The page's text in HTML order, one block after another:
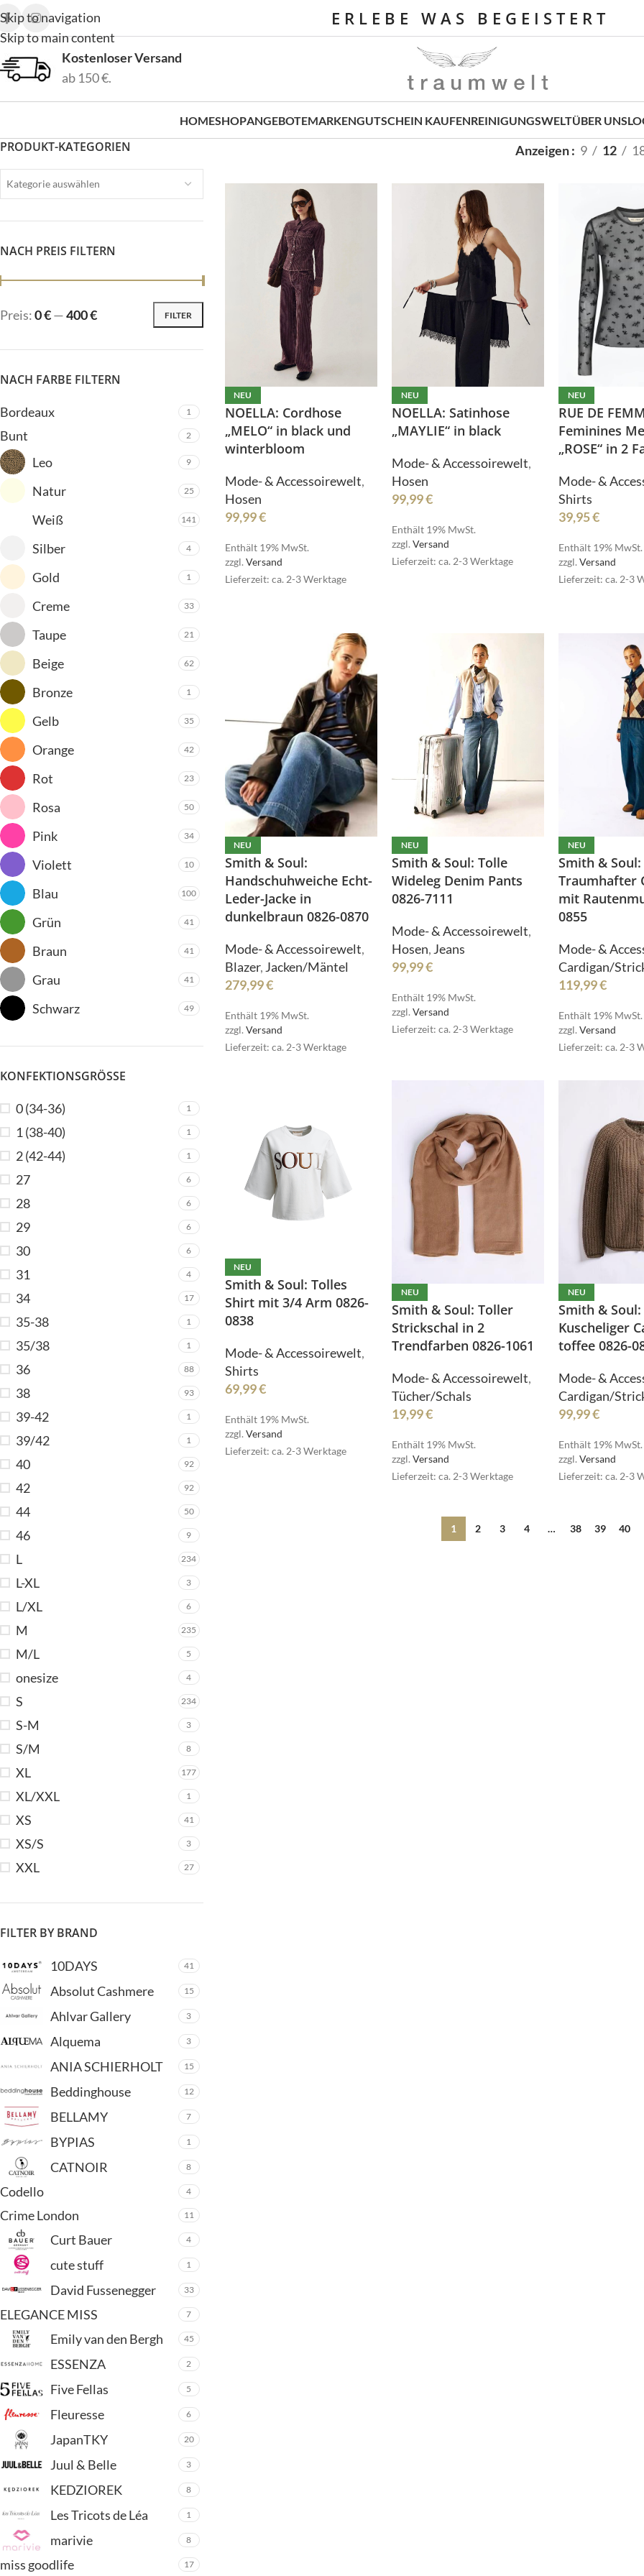
Skip to navigation
Skip to main content
E R L E B E W A S B E G E I S T E R T
Kostenloser Versand
ab 150 €.
HOMESHOP
Bermudas
Blazer
Jacken/Mäntel
Jeans
Jumpsuit
Kleider
Mützen
Legwarmer
Pullover
Shirts
Stulpen
Sweater/Hoodies
Taschen
Tücher/Schals
Westen
Wrapper/Tops
ANGEBOTEMARKEN
Codello
Dormiente ELEGANCE MISS
MSCW
RESET
GUTSCHEIN KAUFENREINIGUNGSWELTÜBER UNS
ALLE PRODUKTE
Blazer
Blusen
HOT
Gürtel
Hosen
Legwarmer
Pullover
Shirts
Taschen
Tücher/Schals
Westen
Wrapper/Tops
Codello Crime London
Dormiente ELEGANCE MISS
MSCW
PRODUKT-KATEGORIEN
Kategorie auswählen
NACH PREIS FILTERN
FILTER
Preis:0 €—400 €
NACH FARBE FILTERN
Bordeaux 1
Bunt 2
Leo 9
Natur 25
Weiß 141
Silber 4
Gold 1
Creme 33
Taupe 21
Beige 62
Bronze 1
Gelb 35
Orange 42
Rot 23
Rosa 50
Pink 34
Violett 10
Blau 100
Grün 41
Braun 41
Grau 41
Schwarz 49
KONFEKTIONSGRÖSSE
0 (34-36) 1
1 (38-40) 1
2 (42-44) 1
27 6
28 6
29 6
30 6
31 4
34 17
35-38 1
35/38 1
36 88
38 93
39-42 1
39/42 1
40 92
42 92
44 50
46 9
L 234
L-XL 3
L/XL 6
M 235
M/L 5
onesize 4
S 234
S-M 3
S/M 8
XL 177
XL/XXL 1
XS 41
XS/S 3
XXL 27
FILTER BY BRAND
10DAYS 41
Absolut Cashmere 15
Ahlvar Gallery 3
Alquema 3
ANIA SCHIERHOLT 15
Beddinghouse 12
BELLAMY 7
BYPIAS 1
CATNOIR 8
Codello 4
Crime London 11
Curt Bauer 4
cute stuff 1
David Fussenegger 33
ELEGANCE MISS 7
Emily van den Bergh 45
ESSENZA 2
Five Fellas 5
Fleuresse 6
JapanTKY 20
Juul & Belle 3
KEDZIOREK 8
Les Tricots de Léa 1
marivie 8
miss goodlife 17
Anzeigen 9 12
NEU
NOELLA: Cordhose
„MELO“ in black und
winterbloom
Mode- & Accessoirewelt,
Hosen
99,99€
Enthält 19% MwSt.
zzgl.Versand
Lieferzeit: ca. 2-3 Werktage
NEU
NOELLA: Satinhose
„MAYLIE“ in black
Mode- & Accessoirewelt,
Hosen
99,99€
Enthält 19% MwSt.
zzgl.Versand
Lieferzeit: ca. 2-3 Werktage
NEU
RUE DE
Feminines
„ROSE“ in 2
Mode- &
Shirts
39,95€
Enthält 19% MwSt.
zzgl.Versand
Lieferzeit: ca. 2-3
NEU
Smith & Soul:
Handschuhweiche Echt-
Leder-Jacke in
dunkelbraun 0826-0870
Mode- & Accessoirewelt,
Blazer, Jacken/Mäntel
279,99€
Enthält 19% MwSt.
zzgl. Versand
Lieferzeit: ca. 2-3 Werktage
NEU
Smith & Soul: Tolle
Wideleg Denim Pants
0826-7111
Mode- & Accessoirewelt,
Hosen, Jeans
99,99€
Enthält 19% MwSt.
zzgl.Versand
Lieferzeit: ca. 2-3 Werktage
NEU
Smith & Soul:
Traumhafter
mit
0855
Mode- &
Cardigan/
119,99€
Enthält 19% MwSt.
zzgl.Versand
Lieferzeit: ca. 2-3
NEU
Smith & Soul: Tolles
Shirt mit 3/4 Arm 0826-
0838
Mode- & Accessoirewelt,
Shirts
69,99€
Enthält 19% MwSt.
zzgl. Versand
Lieferzeit: ca. 2-3 Werktage
NEU
Smith & Soul: Toller
Strickschal in 2
Trendfarben 0826-1061
Mode- & Accessoirewelt,
Tücher/Schals
19,99€
Enthält 19% MwSt.
zzgl.Versand
Lieferzeit: ca. 2-3 Werktage
NEU
Smith & Soul:
Kuscheliger
toffee 0826-
Mode- &
Cardigan/
99,99€
Enthält 19% MwSt.
zzgl.Versand
Lieferzeit: ca. 2-3
1 2 3 4 … 38 39 40